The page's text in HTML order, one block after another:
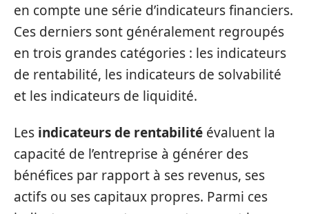
en compte une série d’indicateurs financiers.
Ces derniers sont généralement regroupés
en trois grandes catégories : les indicateurs
de rentabilité, les indicateurs de solvabilité
et les indicateurs de liquidité.
Les indicateurs de rentabilité évaluent la
capacité de l’entreprise à générer des
bénéfices par rapport à ses revenus, ses
actifs ou ses capitaux propres. Parmi ces